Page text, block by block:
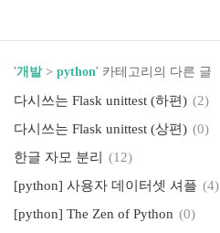
'개발> python' 카테고리의 다른 글
다시쓰는 Flask unittest (하편) (2)
다시쓰는 Flask unittest (상편) (0)
한글 자모 분리
(12)
[python] 사용자 데이터셋 셔플 (4)
[python] The Zen of Python (0)